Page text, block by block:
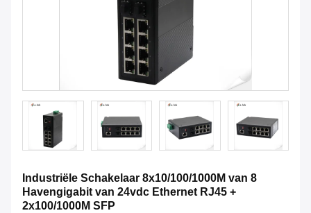
Industriële Schakelaar 8x10/100/1000M van 8
Havengigabit van 24vdc Ethernet RJ45 +
2x100/1000M SFP